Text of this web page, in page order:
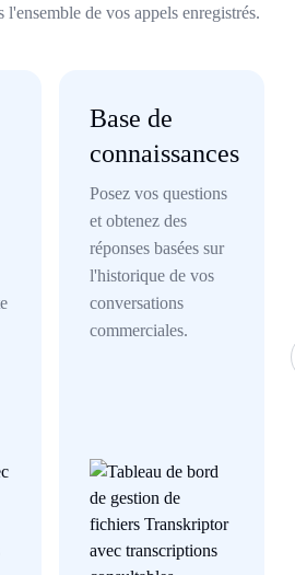
l'ensemble de vos appels enregistrés.
Base de
connaissances
Posez vos questions
et obtenez des
réponses basées sur
l'historique de vos
conversations
commerciales.